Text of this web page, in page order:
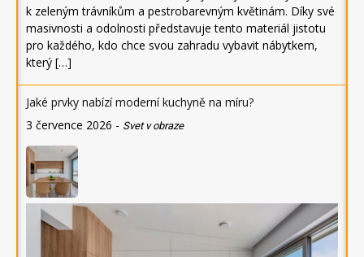
k zeleným trávníkům a pestrobarevným květinám. Díky své
masivnosti a odolnosti představuje tento materiál jistotu
pro každého, kdo chce svou zahradu vybavit nábytkem,
který […]
Jaké prvky nabízí moderní kuchyně na míru?
3 července 2026 - Svet v obraze